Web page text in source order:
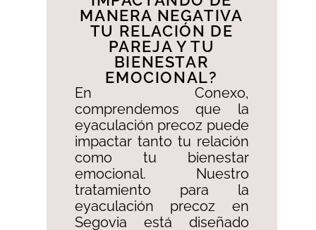
MANERA NEGATIVA
TU RELACIÓN DE
PAREJA Y TU
BIENESTAR
EMOCIONAL?​
En Conexo,
comprendemos que la
eyaculación precoz puede
impactar tanto tu relación
como tu bienestar
emocional. Nuestro
tratamiento para la
eyaculación precoz en
Segovia está diseñado